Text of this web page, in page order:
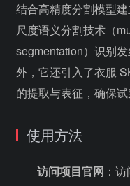
结合高精度分割模型
尺度语义分割技术（
segmentation）识别
外，它还引入了衣服
的提取与表征，确保试
使用方法
访问项目官网 ：